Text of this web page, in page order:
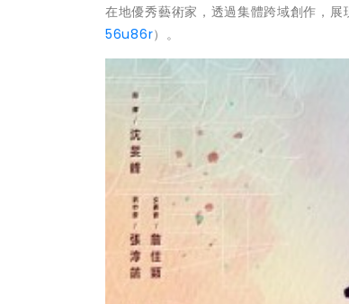
在地優秀藝術家，透過集體跨域創作，
56u86r）。